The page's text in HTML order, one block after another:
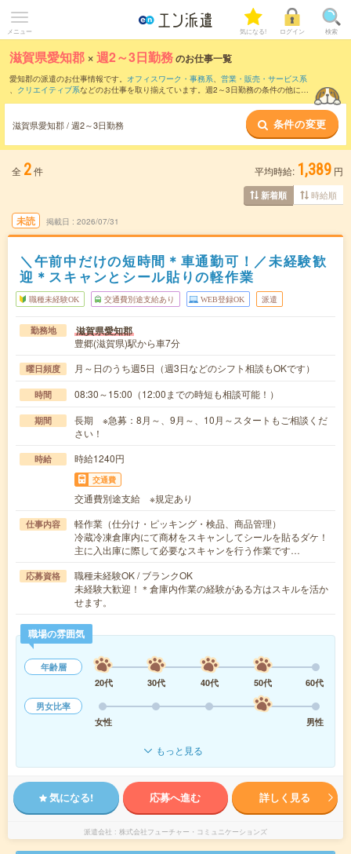
メニュー 気になる! ログイン 検索
滋賀県愛知郡 ×週2～3日勤務のお仕事一覧
愛知郡の派遣のお仕事情報です。 オフィスワーク・事務系、 営業・販売・サービス系
、 クリエイティブ系などのお仕事を取り揃えています。週2～3日勤務の条件の他に、
滋賀県愛知郡 / 週2～3日勤務 条件の変更
全 2件 平均時給: 1,389 円
新着順 時給順
未読 掲載日 2026/07/31
＼午前中だけの短時間＊車通勤可！／未経験歓
迎＊スキャンとシール貼りの軽作業
職種未経験OK 交通費別途支給あり WEB登録OK 派遣
勤務地 滋賀県愛知郡
豊郷(滋賀県)駅から車7分
曜日頻度 月～日のうち週5日（週3日などのシフト相談もOKです）
時間 08:30～15:00（12:00までの時短も相談可能！）
期間
長期 ※急募：8月～、9月～、10月～スタートもご相談くだ
さい！
時給 時給1240円
交通費
交通費別途支給 ※規定あり
仕事内容
軽作業（仕分け・ピッキング・検品、商品管理）
冷蔵冷凍倉庫内にて商材をスキャンしてシールを貼るダケ！
主に入出庫に際して必要なスキャンを行う作業です…
応募資格
職種未経験OK / ブランクOK
未経験大歓迎！＊倉庫内作業の経験がある方はスキルを活か
せます。
職場の雰囲気
年齢層
20代
30代 40代 50代
60代
男女比率
女性
男性
もっと見る
気になる! 応募へ進む 詳しく見る
派遣会社 株式会社フューチャー・コミュニケーションズ